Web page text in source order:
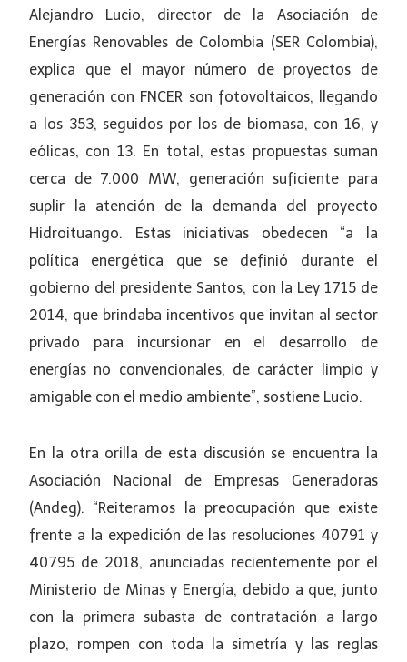
Alejandro Lucio, director de la Asociación de
Energías Renovables de Colombia (SER Colombia),
explica que el mayor número de proyectos de
generación con FNCER son fotovoltaicos, llegando
a los 353, seguidos por los de biomasa, con 16, y
eólicas, con 13. En total, estas propuestas suman
cerca de 7.000 MW, generación suficiente para
suplir la atención de la demanda del proyecto
Hidroituango. Estas iniciativas obedecen “a la
política energética que se definió durante el
gobierno del presidente Santos, con la Ley 1715 de
2014, que brindaba incentivos que invitan al sector
privado para incursionar en el desarrollo de
energías no convencionales, de carácter limpio y
amigable con el medio ambiente”, sostiene Lucio.
En la otra orilla de esta discusión se encuentra la
Asociación Nacional de Empresas Generadoras
(Andeg). “Reiteramos la preocupación que existe
frente a la expedición de las resoluciones 40791 y
40795 de 2018, anunciadas recientemente por el
Ministerio de Minas y Energía, debido a que, junto
con la primera subasta de contratación a largo
plazo, rompen con toda la simetría y las reglas